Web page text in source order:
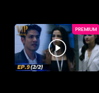
PREMIUM